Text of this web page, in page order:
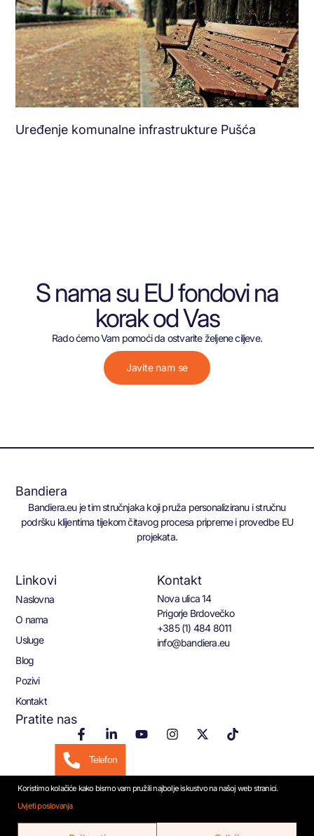
Koristimo kolačiće kako bismo vam pružili najbolje iskustvo na našoj web stranici.
Uvjeti poslovanja
Uređenje komunalne infrastrukture Pušća
S nama su EU fondovi na
korak od Vas
Rado ćemo Vam pomoći da ostvarite željene ciljeve.
Javite nam se
Bandiera
Bandiera.eu je tim stručnjaka koji pruža personaliziranu i stručnu
podršku klijentima tijekom čitavog procesa pripreme i provedbe EU
projekata.
Linkovi
Naslovna
O nama
Usluge
Blog
Pozivi
Kontakt
Kontakt
Nova ulica 14
Prigorje Brdovečko
+385 (1) 484 8011
info@bandiera.eu
Pratite nas
Telefon
Email
WhatsApp